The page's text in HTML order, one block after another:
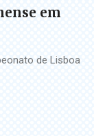
em
de Lisboa